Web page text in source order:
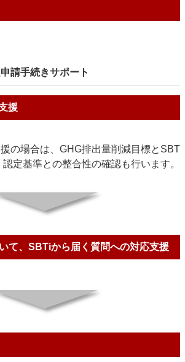
請手続きサポート
援
の場合は、GHG排出量削減目標とSBT
認定基準との整合性の確認も行います。
て、SBTiから届く質問への対応支援